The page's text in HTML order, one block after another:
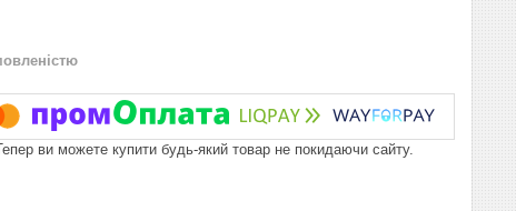
ви можете купити будь-який товар не покидаючи сайту.